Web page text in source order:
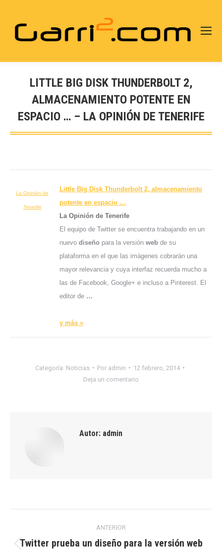
LITTLE BIG DISK THUNDERBOLT 2,
ALMACENAMIENTO POTENTE EN
ESPACIO … – LA OPINIÓN DE TENERIFE
Estás aquí:
La Opinión de
Tenerife
Little Big Disk Thunderbolt 2, almacenamiento
potente en espacio …
La Opinión de Tenerife
El equipo de Twitter se encuentra trabajando en un
nuevo diseño para la versión web de su
plataforma en el que las imágenes cobrarán una
mayor relevancia y cuya interfaz recuerda mucho a
las de Facebook, Google+ e incluso a Pinterest. El
editor de …
y más »
Categoría: Noticias Por admin
12 febrero, 2014
Deja un comentario
Autor: admin
entre
ANTERIOR
Publicación
Twitter prueba un diseño para la versión web